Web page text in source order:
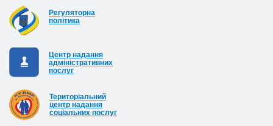
Регуляторна
політика
Центр надання
адміністративних
послуг
Територіальний
центр надання
соціальних послуг